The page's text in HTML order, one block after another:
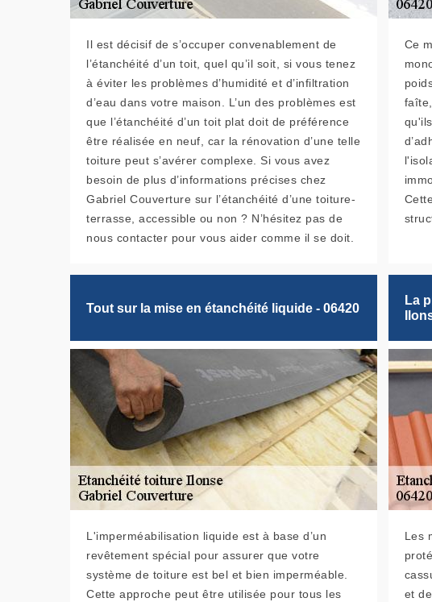
Il est décisif de s’occuper convenablement de
l’étanchéité d’un toit, quel qu’il soit, si vous tenez
à éviter les problèmes d’humidité et d’infiltration
d’eau dans votre maison. L’un des problèmes est
que l’étanchéité d’un toit plat doit de préférence
être réalisée en neuf, car la rénovation d’une telle
toiture peut s’avérer complexe. Si vous avez
besoin de plus d’informations précises chez
Gabriel Couverture sur l’étanchéité d’une toiture-
terrasse, accessible ou non ? N’hésitez pas de
nous contacter pour vous aider comme il se doit.
Ce
Tout sur la mise en étanchéité liquide - 06420
L'imperméabilisation liquide est à base d’un
revêtement spécial pour assurer que votre
système de toiture est bel et bien imperméable.
Cette approche peut être utilisée pour tous les
La
Les
et